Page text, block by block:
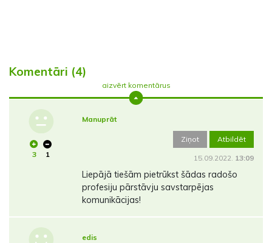
Komentāri (4)
aizvērt komentārus
3 1
Manuprāt
Ziņot Atbildēt
15.09.2022. 13:09
Liepājā tiešām pietrūkst šādas radošo
profesiju pārstāvju savstarpējas
komunikācijas!
edis